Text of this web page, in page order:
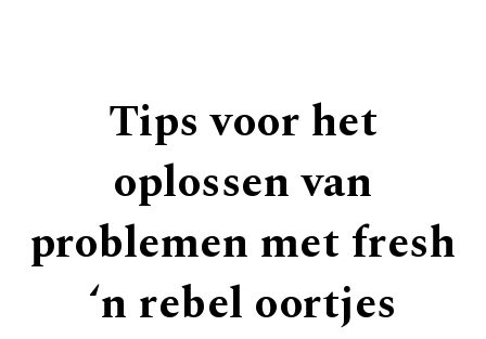
Tips voor het
oplossen van
problemen met fresh
‘n rebel oortjes